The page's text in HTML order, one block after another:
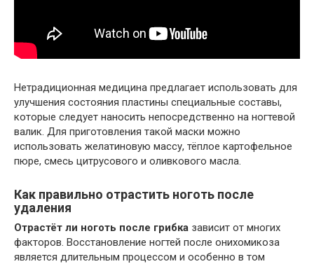
Нетрадиционная медицина предлагает использовать для
улучшения состояния пластины специальные составы,
которые следует наносить непосредственно на ногтевой
валик. Для приготовления такой маски можно
использовать желатиновую массу, тёплое картофельное
пюре, смесь цитрусового и оливкового масла.
Как правильно отрастить ноготь после
удаления
Отрастёт ли ноготь после грибка зависит от многих
факторов. Восстановление ногтей после онихомикоза
является длительным процессом и особенно в том